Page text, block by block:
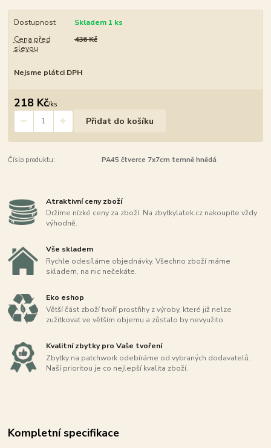
Dostupnost
Skladem 1 ks
Cena před
slevou
436 Kč
Nejsme plátci DPH
218 Kč/ks
Přidat do košíku
Číslo produktu: PA45 čtverce 7x7cm temně hnědá
Atraktivní ceny zboží
Držíme nízké ceny za zboží. Na zbytkylatek.cz nakoupíte vždy
výhodně.
Vše skladem
Rychle odesíláme objednávky. Všechno zboží máme
skladem, na nic nečekáte.
Eko eshop
Větší část zboží tvoří prostřihy z výroby, které již nelze
zužitkovat ve větším objemu a zůstalo by nevyužito.
Kvalitní zbytky pro Vaše tvoření
Zbytky na patchwork odebíráme od vybraných dodavatelů.
Naší prioritou je co nejlepší kvalita zboží.
Kompletní specifikace